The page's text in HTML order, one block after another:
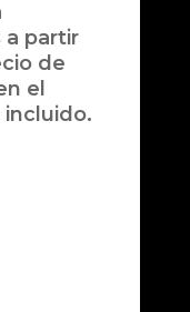
a partir
de
el
incluido.